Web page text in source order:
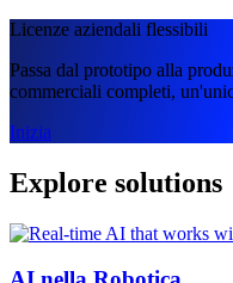
Licenze aziendali flessibili
Passa dal prototipo alla
commerciali completi,
Inizia
Explore solutions